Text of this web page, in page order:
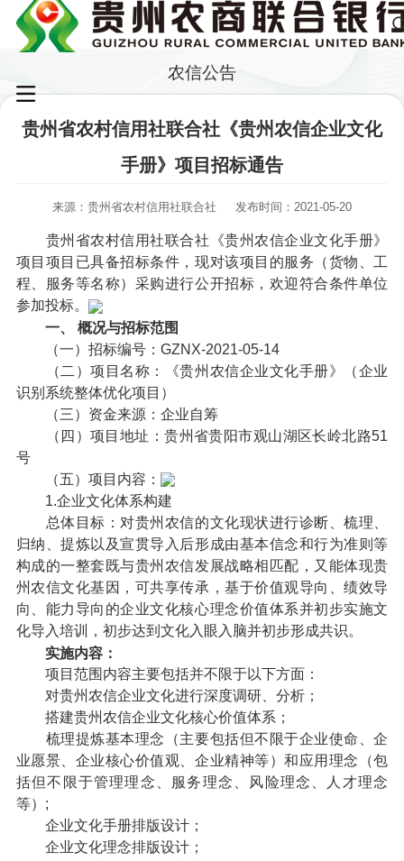
农信公告
贵州省农村信用社联合社《贵州农信企业文化
手册》项目招标通告
来源：贵州省农村信用社联合社 发布时间：2021-05-20
贵州省农村信用社联合社《贵州农信企业文化手册》
项目项目已具备招标条件，现对该项目的服务（货物、工
程、服务等名称）采购进行公开招标，欢迎符合条件单位
参加投标。
一、 概况与招标范围
（一）招标编号：GZNX-2021-05-14
（二）项目名称：《贵州农信企业文化手册》（企业
识别系统整体优化项目）
（三）资金来源：企业自筹
（四）项目地址：贵州省贵阳市观山湖区长岭北路51
号
（五）项目内容：
1.企业文化体系构建
总体目标：对贵州农信的文化现状进行诊断、梳理、
归纳、提炼以及宣贯导入后形成由基本信念和行为准则等
构成的一整套既与贵州农信发展战略相匹配，又能体现贵
州农信文化基因，可共享传承，基于价值观导向、绩效导
向、能力导向的企业文化核心理念价值体系并初步实施文
化导入培训，初步达到文化入眼入脑并初步形成共识。
实施内容：
项目范围内容主要包括并不限于以下方面：
对贵州农信企业文化进行深度调研、分析；
搭建贵州农信企业文化核心价值体系；
梳理提炼基本理念（主要包括但不限于企业使命、企
业愿景、企业核心价值观、企业精神等）和应用理念（包
括但不限于管理理念、服务理念、风险理念、人才理念
等）;
企业文化手册排版设计；
企业文化理念排版设计；